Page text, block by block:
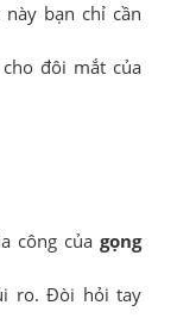
bạn chỉ cần
đôi mắt của
công của gọng
ro. Đòi hỏi tay